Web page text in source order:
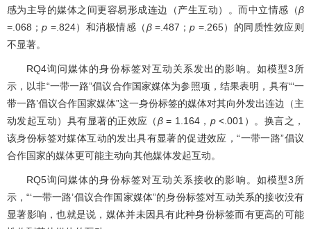
感为主导的媒体之间更容易形成连边（产生互动）。而中立情感（β
=.068； p =.824）和消极情感（β=.487；p =.265）的同质性效应则
不显著。
RQ4询问媒体的身份标签对互动关系发出的影响。如模型3所
示，以非“一带一路”倡议合作国家媒体为参照项，结果表明，具有“‘一
带一路’倡议合作国家媒体”这一身份标签的媒体对其向外发出连边（主
动发起互动）具有显著的正效应（β= 1.164， p<.001）。换言之，
该身份标签对媒体互动的发出具有显著的促进效应，“一带一路”倡议
合作国家的媒体更可能主动向其他媒体发起互动。
RQ5询问媒体的身份标签对互动关系接收的影响。如模型3所
示，“‘一带一路’倡议合作国家媒体”的身份标签对互动关系的接收没有
显著影响，也就是说，媒体并未因具有此种身份标签而有更高的可能